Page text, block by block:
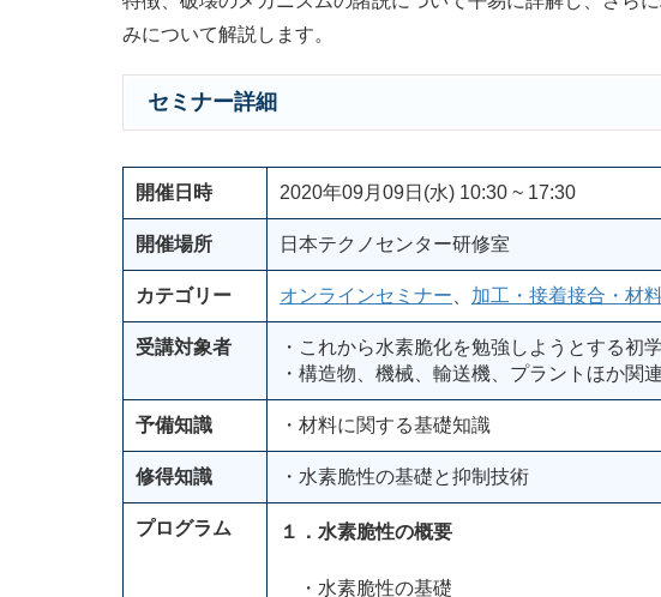
みについて解説します。
セミナー詳細
開催日時 2020年09月09日(水) 10:30 ~ 17:30
開催場所 日本テクノセンター研修室
カテゴリー オンラインセミナー 加工・接着接合・材
受講対象者
・これから水素脆化を勉強しようとする初
・構造物、機械、輸送機、プラントほか関
予備知識 ・材料に関する基礎知識
修得知識 ・水素脆性の基礎と抑制技術
プログラム １．水素脆性の概要
・水素脆性の基礎